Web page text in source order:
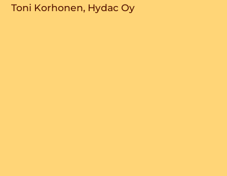
Toni Korhonen, Hydac Oy